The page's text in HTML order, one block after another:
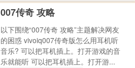
007传奇 攻略
以下围绕“007传奇 攻略”主题解决网友
的困惑 vivoiq007传奇版怎么用耳机听
音乐? 可以把耳机插上。打开游戏的音
乐就能听 可以把耳机插上。打开游...